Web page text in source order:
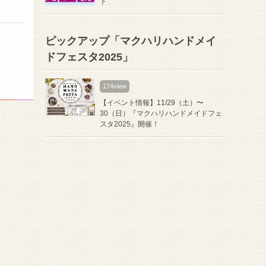
ピックアップ「マクハリハンドメイ
ドフェスタ2025」
174view
【イベント情報】11/29（土）〜
30（日）『マクハリハンドメイドフェ
スタ2025』開催！